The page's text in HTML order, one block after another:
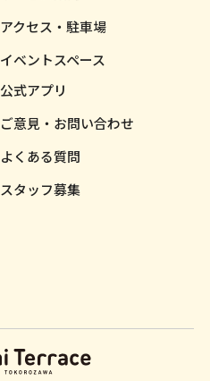
アクセス・駐車場
イベントスペース
公式アプリ
ご意見・お問い合わせ
よくある質問
スタッフ募集